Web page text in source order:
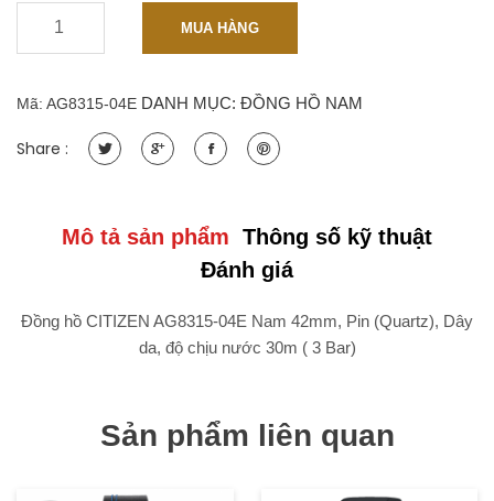
CITIZEN
Nam
(Quartz),
quantity
MUA HÀNG
Mã: AG8315-04E DANH MỤC: ĐỒNG HỒ NAM
Share :
Mô tả sản phẩm Thông số kỹ thuật
Đánh giá
Đồng hồ CITIZEN AG8315-04E Nam 42mm, Pin (Quartz), Dây
da, độ chịu nước 30m ( 3 Bar)
Sản phẩm liên quan